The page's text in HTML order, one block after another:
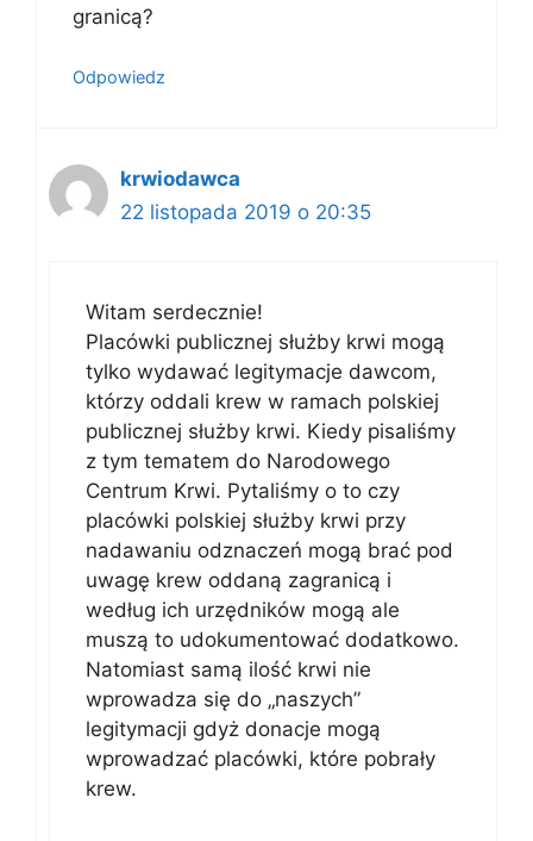
granicą?
Odpowiedz
krwiodawca
22 listopada 2019 o 20:35
Witam serdecznie!
Placówki publicznej służby krwi mogą
tylko wydawać legitymacje dawcom,
którzy oddali krew w ramach polskiej
publicznej służby krwi. Kiedy pisaliśmy
z tym tematem do Narodowego
Centrum Krwi. Pytaliśmy o to czy
placówki polskiej służby krwi przy
nadawaniu odznaczeń mogą brać pod
uwagę krew oddaną zagranicą i
według ich urzędników mogą ale
muszą to udokumentować dodatkowo.
Natomiast samą ilość krwi nie
wprowadza się do „naszych”
legitymacji gdyż donacje mogą
wprowadzać placówki, które pobrały
krew.